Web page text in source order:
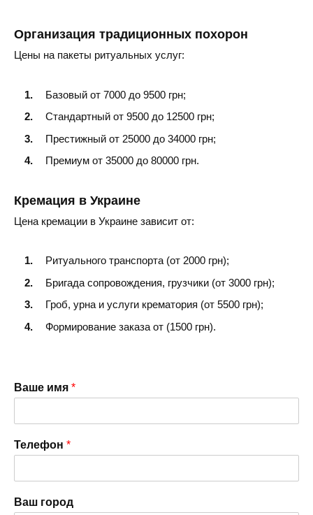
Белая Церковь
Борисполь
Васильков
Обухов
Переяслав
Боярка
Вишнёвое
Вышгород
Организация традиционных похорон
Цены на пакеты ритуальных услуг:
Базовый от 7000 до 9500 грн;
Стандартный от 9500 до 12500 грн;
Престижный от 25000 до 34000 грн;
Премиум от 35000 до 80000 грн.
Кремация в Украине
Цена кремации в Украине зависит от:
Ритуального транспорта (от 2000 грн);
Бригада сопровождения, грузчики (от 3000 грн);
Гроб, урна и услуги крематория (от 5500 грн);
Формирование заказа от (1500 грн).
Ваше имя *
Телефон *
Ваш город